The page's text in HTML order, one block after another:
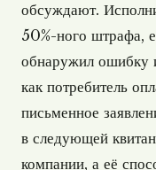
обсуждают.
50%-ного штрафа,
обнаружил ошибку
как потребитель
письменное
в следующей
компании, а её